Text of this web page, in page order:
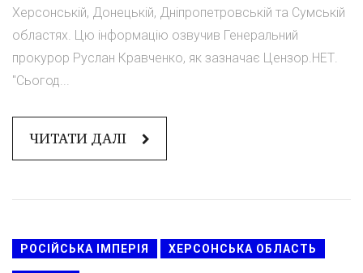
Херсонській, Донецькій, Дніпропетровській та Сумській
областях. Цю інформацію озвучив Генеральний
прокурор Руслан Кравченко, як зазначає Цензор.НЕТ.
"Сьогод...
ЧИТАТИ ДАЛІ
РОСІЙСЬКА ІМПЕРІЯ ХЕРСОНСЬКА ОБЛАСТЬ